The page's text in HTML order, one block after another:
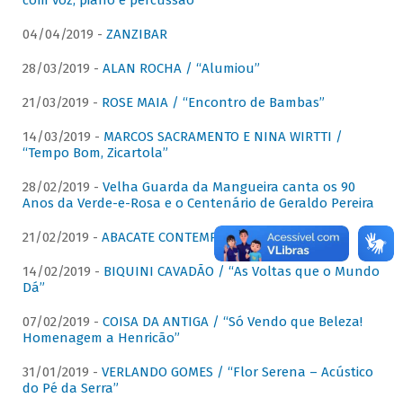
04/04/2019 - ZANZIBAR
28/03/2019 - ALAN ROCHA / “Alumiou”
21/03/2019 - ROSE MAIA / “Encontro de Bambas”
14/03/2019 - MARCOS SACRAMENTO E NINA WIRTTI /
“Tempo Bom, Zicartola”
28/02/2019 - Velha Guarda da Mangueira canta os 90
Anos da Verde-e-Rosa e o Centenário de Geraldo Pereira
21/02/2019 - ABACATE CONTEMPORÂNEO
14/02/2019 - BIQUINI CAVADÃO / “As Voltas que o Mundo
Dá”
07/02/2019 - COISA DA ANTIGA / “Só Vendo que Beleza!
Homenagem a Henricão”
31/01/2019 - VERLANDO GOMES / “Flor Serena – Acústico
do Pé da Serra”